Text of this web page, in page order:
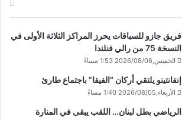
فريق جازو للسباقات يحرز المراكز الثلاثة الأولى في
النسخة 75 من رالي فنلندا
الخميس,2026/08/06 1:53 مساءً
إنفانتينو يلتقي أركان “الفيفا” باجتماع طارئ
الأربعاء,2026/08/05 1:40 مساءً
الرياضي بطل لبنان… اللقب يبقى في المنارة